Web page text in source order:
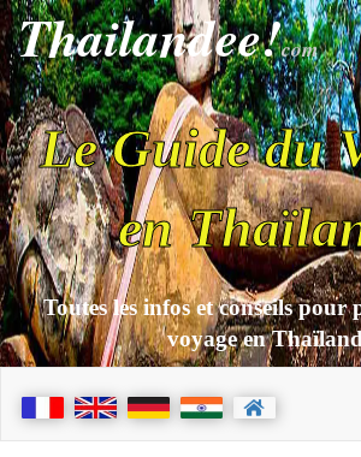
Thailandee!com
Le Guide du
en
Toutes les infos et conseils pour
voyage en